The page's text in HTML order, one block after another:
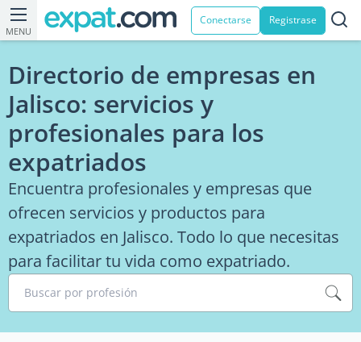
MENU
Conectarse Registrase
Directorio de empresas en
Jalisco: servicios y
profesionales para los
expatriados
Encuentra profesionales y empresas que
ofrecen servicios y productos para
expatriados en Jalisco. Todo lo que necesitas
para facilitar tu vida como expatriado.
Buscar por profesión